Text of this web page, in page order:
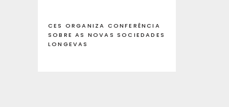
CES ORGANIZA CONFERÊNCIA
SOBRE AS NOVAS SOCIEDADES
LONGEVAS